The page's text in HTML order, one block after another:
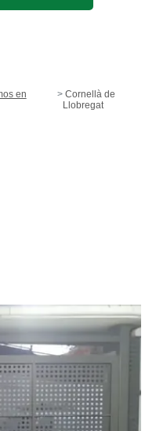
en
Cornellà de
Llobregat